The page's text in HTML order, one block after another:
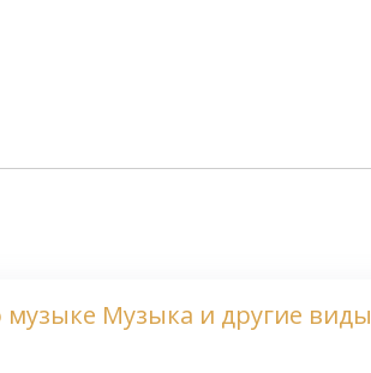
музыке Музыка и другие виды